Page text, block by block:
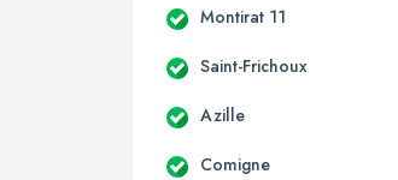
Montirat 11
Saint-Frichoux
Azille
Comigne